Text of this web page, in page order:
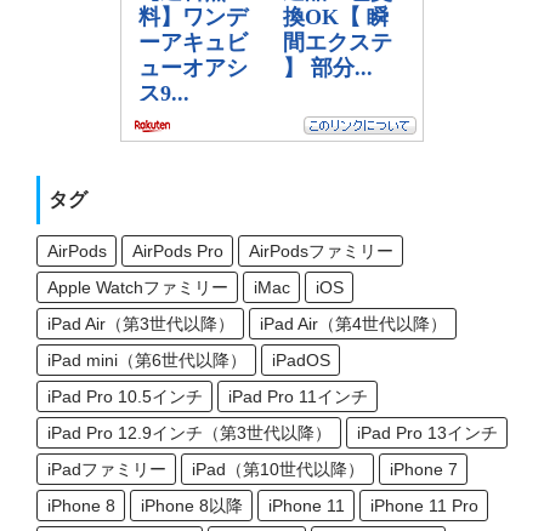
タグ
AirPods AirPods Pro
AirPodsファミリー
Apple Watchファミリー
iMac
iOS
iPad Air（第3世代以降）
iPad Air（第4世代以降）
iPad mini（第6世代以降）
iPadOS
iPad Pro 10.5インチ
iPad Pro 11インチ
iPad Pro 12.9インチ（第3世代以降）
iPad Pro 13インチ
iPadファミリー
iPad（第10世代以降）
iPhone 7
iPhone 8
iPhone 8以降 iPhone 11
iPhone 11 Pro